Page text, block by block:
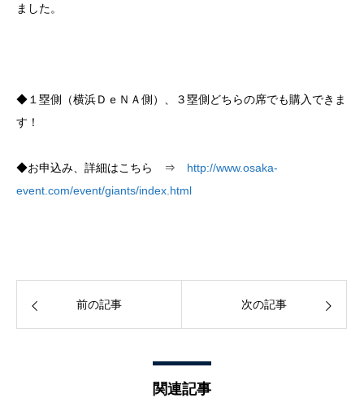
ました。
◆１塁側（横浜ＤｅＮＡ側）、３塁側どちらの席でも購入できま
す！
◆お申込み、詳細はこちら ⇒ http://www.osaka-
event.com/event/giants/index.html
前の記事 次の記事
関連記事